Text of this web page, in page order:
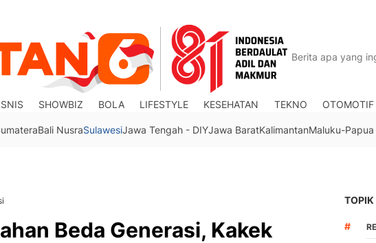
SHOWBIZ BOLA LIFESTYLE KESEHATAN TEKNO OTOMOTIF
Bali NusraSulawesiJawa Tengah - DIYJawa BaratKalimantanMaluku-Papua
Beda Generasi, Kakek
TOPIK
#